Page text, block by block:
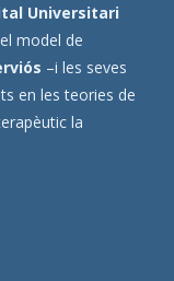
Universitari
model de
–i les seves
en les teories de
la